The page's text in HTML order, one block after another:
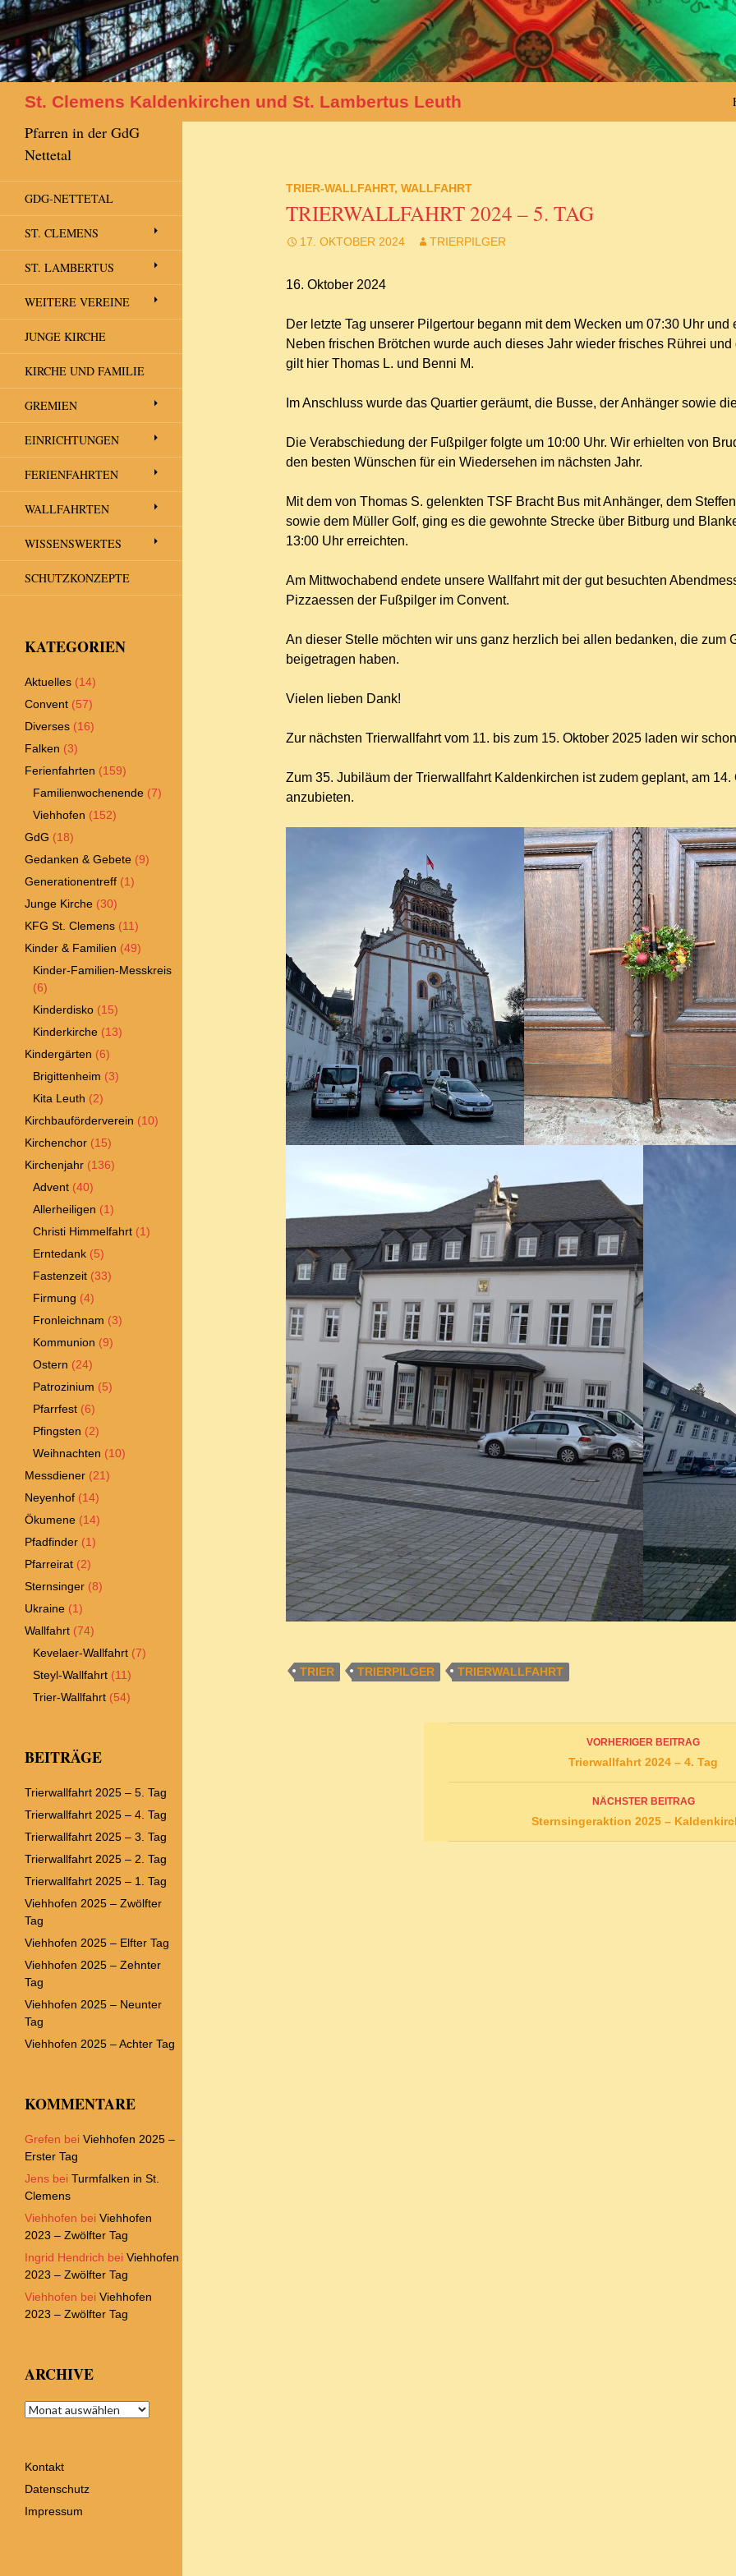
St. Clemens Kaldenkirchen und St. Lambertus Leuth
TRIER-WALLFAHRT, WALLFAHRT
TRIERWALLFAHRT 2024 – 5. TAG
17. OKTOBER 2024 TRIERPILGER
16. Oktober 2024
Der letzte Tag unserer Pilgertour begann mit dem Wecken um 07:30 Uhr
Neben frischen Brötchen wurde auch dieses Jahr wieder frisches Rührei
gilt hier Thomas L. und Benni M.
Im Anschluss wurde das Quartier geräumt, die Busse, der Anhänger sowie
Die Verabschiedung der Fußpilger folgte um 10:00 Uhr. Wir erhielten von
den besten Wünschen für ein Wiedersehen im nächsten Jahr.
Mit dem von Thomas S. gelenkten TSF Bracht Bus mit Anhänger, dem
sowie dem Müller Golf, ging es die gewohnte Strecke über Bitburg und
13:00 Uhr erreichten.
Am Mittwochabend endete unsere Wallfahrt mit der gut besuchten
Pizzaessen der Fußpilger im Convent.
An dieser Stelle möchten wir uns ganz herzlich bei allen bedanken, die zum
beigetragen haben.
Vielen lieben Dank!
Zur nächsten Trierwallfahrt vom 11. bis zum 15. Oktober 2025 laden wir
Zum 35. Jubiläum der Trierwallfahrt Kaldenkirchen ist zudem geplant, am
anzubieten.
TRIER TRIERPILGER TRIERWALLFAHRT
VORHERIGER BEITRAG
Trierwallfahrt 2024 – 4. Tag
NÄCHSTER BEITRAG
Sternsingeraktion 2025 –
Pfarren in der GdG
Nettetal
GDG-NETTETAL
ST. CLEMENS
ST. LAMBERTUS
WEITERE VEREINE
JUNGE KIRCHE
KIRCHE UND FAMILIE
GREMIEN
EINRICHTUNGEN
FERIENFAHRTEN
WALLFAHRTEN
WISSENSWERTES
SCHUTZKONZEPTE
KATEGORIEN
Aktuelles (14)
Convent (57)
Diverses (16)
Falken (3)
Ferienfahrten (159)
Familienwochenende (7)
Viehhofen (152)
GdG (18)
Gedanken & Gebete (9)
Generationentreff (1)
Junge Kirche (30)
KFG St. Clemens (11)
Kinder & Familien (49)
Kinder-Familien-Messkreis
(6)
Kinderdisko (15)
Kinderkirche (13)
Kindergärten (6)
Brigittenheim (3)
Kita Leuth (2)
Kirchbauförderverein (10)
Kirchenchor (15)
Kirchenjahr (136)
Advent (40)
Allerheiligen (1)
Christi Himmelfahrt (1)
Erntedank (5)
Fastenzeit (33)
Firmung (4)
Fronleichnam (3)
Kommunion (9)
Ostern (24)
Patrozinium (5)
Pfarrfest (6)
Pfingsten (2)
Weihnachten (10)
Messdiener (21)
Neyenhof (14)
Ökumene (14)
Pfadfinder (1)
Pfarreirat (2)
Sternsinger (8)
Ukraine (1)
Wallfahrt (74)
Kevelaer-Wallfahrt (7)
Steyl-Wallfahrt (11)
Trier-Wallfahrt (54)
BEITRÄGE
Trierwallfahrt 2025 – 5. Tag
Trierwallfahrt 2025 – 4. Tag
Trierwallfahrt 2025 – 3. Tag
Trierwallfahrt 2025 – 2. Tag
Trierwallfahrt 2025 – 1. Tag
Viehhofen 2025 – Zwölfter
Tag
Viehhofen 2025 – Elfter Tag
Viehhofen 2025 – Zehnter
Tag
Viehhofen 2025 – Neunter
Tag
Viehhofen 2025 – Achter Tag
KOMMENTARE
Grefen bei Viehhofen 2025 –
Erster Tag
Jens bei Turmfalken in St.
Clemens
Viehhofen bei Viehhofen
2023 – Zwölfter Tag
Ingrid Hendrich bei Viehhofen
2023 – Zwölfter Tag
Viehhofen bei Viehhofen
2023 – Zwölfter Tag
ARCHIVE
Archive
Kontakt
Datenschutz
Impressum